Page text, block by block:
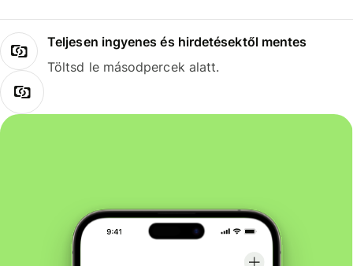
Teljesen ingyenes és hirdetésektől mentes
Töltsd le másodpercek alatt.